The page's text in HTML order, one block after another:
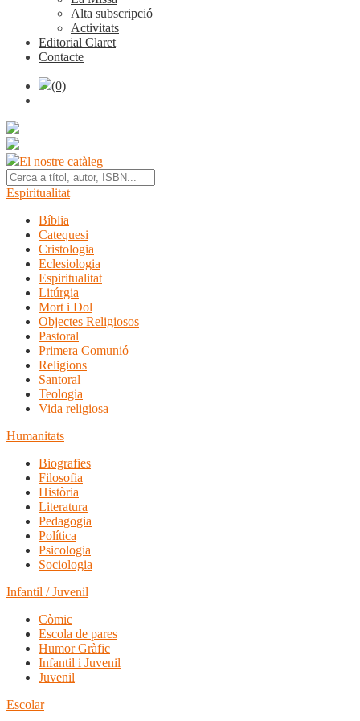
Alta subscripció
Activitats
Editorial Claret
Contacte
(0)
El nostre catàleg
Espiritualitat
Bíblia
Catequesi
Cristologia
Eclesiologia
Espiritualitat
Litúrgia
Mort i Dol
Objectes Religiosos
Pastoral
Primera Comunió
Religions
Santoral
Teologia
Vida religiosa
Humanitats
Biografies
Filosofia
Història
Literatura
Pedagogia
Política
Psicologia
Sociologia
Infantil / Juvenil
Còmic
Escola de pares
Humor Gràfic
Infantil i Juvenil
Juvenil
Escolar